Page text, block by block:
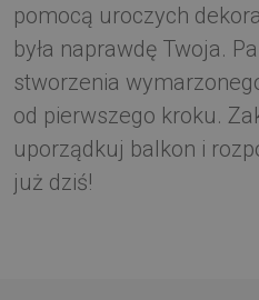
pomocą uroczych
była naprawdę Twoja.
stworzenia
od pierwszego kroku.
uporządkuj balkon i
już dziś!